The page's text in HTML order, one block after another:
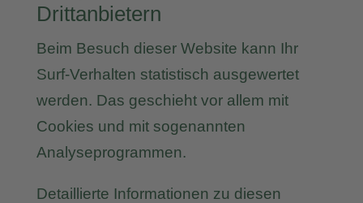
Drittanbietern
Beim Besuch dieser Website kann Ihr
Surf-Verhalten statistisch ausgewertet
werden. Das geschieht vor allem mit
Cookies und mit sogenannten
Analyseprogrammen.
Detaillierte Informationen zu diesen